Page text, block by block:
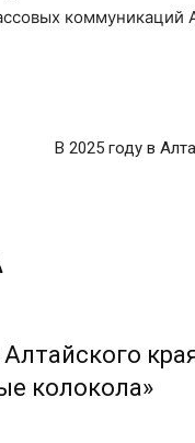
коммуникаций
В 2025 году в
колокола»